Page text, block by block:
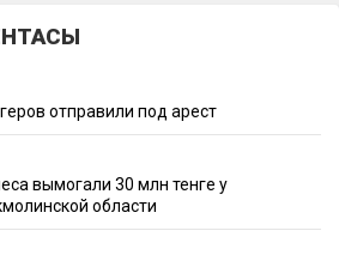
ОҚИҒА
отправили под арест
вымогали 30 млн тенге у
области